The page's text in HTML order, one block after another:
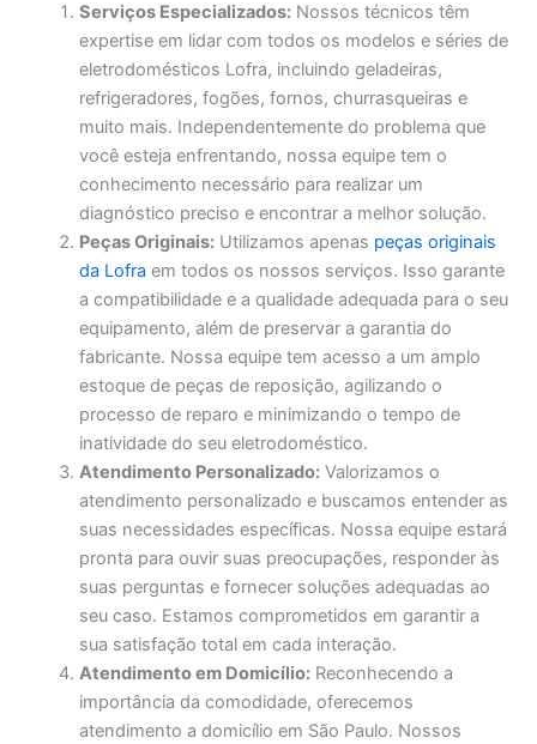
Serviços Especializados: Nossos técnicos têm
expertise em lidar com todos os modelos e séries de
eletrodomésticos Lofra, incluindo geladeiras,
refrigeradores, fogões, fornos, churrasqueiras e
muito mais. Independentemente do problema que
você esteja enfrentando, nossa equipe tem o
conhecimento necessário para realizar um
diagnóstico preciso e encontrar a melhor solução.
Peças Originais: Utilizamos apenas peças originais
da Lofra em todos os nossos serviços. Isso garante
a compatibilidade e a qualidade adequada para o seu
equipamento, além de preservar a garantia do
fabricante. Nossa equipe tem acesso a um amplo
estoque de peças de reposição, agilizando o
processo de reparo e minimizando o tempo de
inatividade do seu eletrodoméstico.
Atendimento Personalizado: Valorizamos o
atendimento personalizado e buscamos entender as
suas necessidades específicas. Nossa equipe estará
pronta para ouvir suas preocupações, responder às
suas perguntas e fornecer soluções adequadas ao
seu caso. Estamos comprometidos em garantir a
sua satisfação total em cada interação.
Atendimento em Domicílio: Reconhecendo a
importância da comodidade, oferecemos
atendimento a domicílio em São Paulo. Nossos